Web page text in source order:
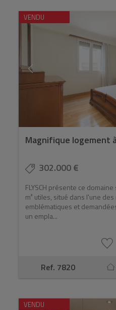
VENDU
Magnifique logement
302.000 €
FLYSCH présente ce
m² utiles, situé dans l'une
emblématiques et
un empla...
Ref. 7820
VENDU